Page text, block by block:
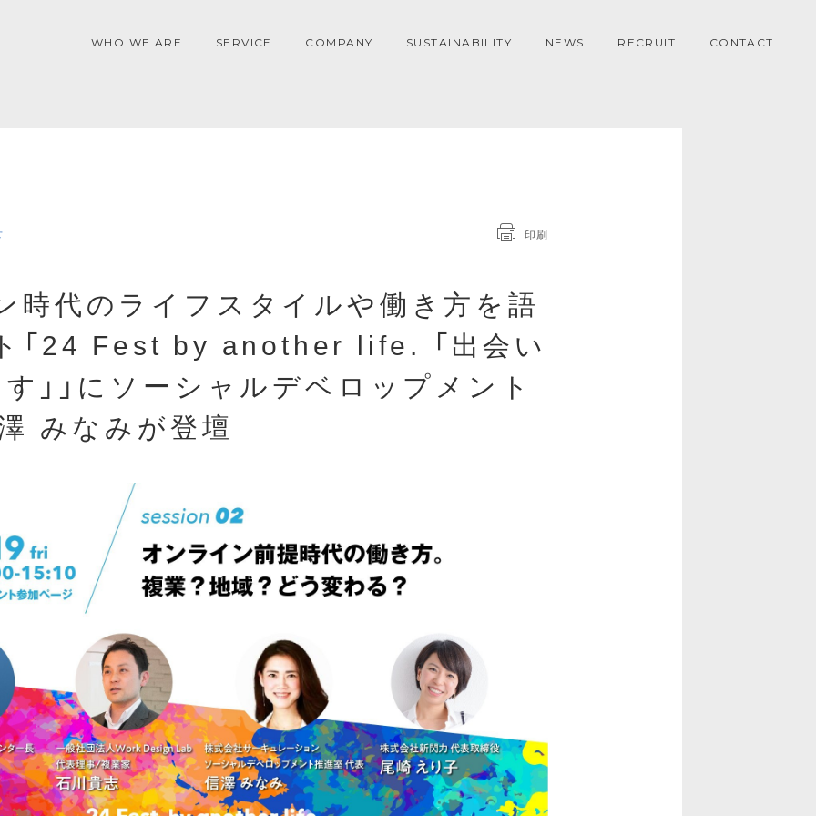
WHO WE ARE SERVICE COMPANY SUSTAINABILITY NEWS RECRUIT CONTACT
印刷
時代のライフスタイルや働き方を語
「24 Fest by another life. 「出会い
」」にソーシャルデベロップメント
みなみが登壇